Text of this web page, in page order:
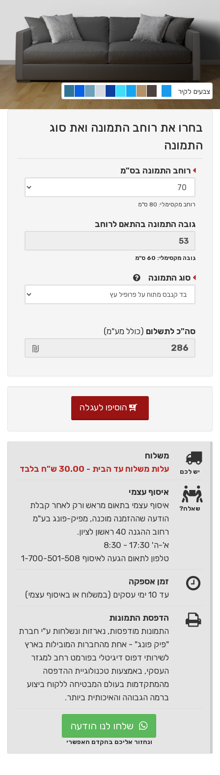
צבעים לקיר
בחרו את רוחב התמונה ואת סוג
התמונה
רוחב התמונה בס"מ
רוחב מקסימלי: 80 ס"מ
גובה התמונה בהתאם לרוחב
גובה מקסימלי: 60 ס"מ
סוג התמונה
סה"כ לתשלום (כולל מע"מ)
הוסיפו לעגלה
משלוח
עלות משלוח עד הבית - 30.00 ש"ח בלבד
איסוף עצמי
איסוף עצמי בתאום מראש ורק לאחר קבלת
הודעה שההזמנה מוכנה, מפיק-פונג בע"מ
רחוב ההגנה 40 ראשון לציון.
א'-ה' 17:30 - 8:30
טלפון לתאום הגעה לאיסוף 1-700-501-508
זמן אספקה
עד 10 ימי עסקים (במשלוח או באיסוף עצמי)
הדפסת התמונות
התמונות מודפסות, נארזות ונשלחות ע"י חברת
"פיק פונג" - אחת מהחברות המובילות בארץ
לשירותי דפוס דיגיטלי בפורמט רחב למגזר
העסקי, באמצעות טכנולוגיית ההדפסה
מהמתקדמות בעולם המבטיחה ללקוח ביצוע
ברמה הגבוהה והאיכותית ביותר.
יש לכם
שאלה?
שלחו לנו הודעה
ונחזור אליכם בהקדם האפשרי